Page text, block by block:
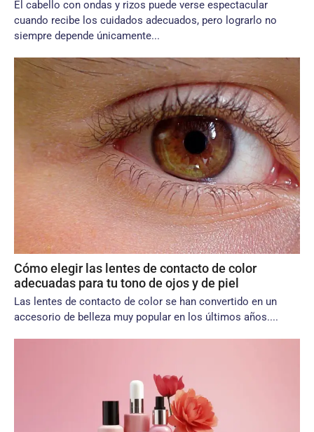
El cabello con ondas y rizos puede verse espectacular
cuando recibe los cuidados adecuados, pero lograrlo no
siempre depende únicamente...
Cómo elegir las lentes de contacto de color
adecuadas para tu tono de ojos y de piel
Las lentes de contacto de color se han convertido en un
accesorio de belleza muy popular en los últimos años....